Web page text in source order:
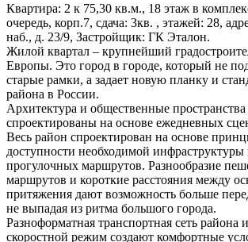
Квартира: 2 к 75,30 кв.м., 18 этаж в
очередь, корп.7, сдача: 3кв. , этажей: 28,
наб., д. 23/9, Застройщик: ГК Эталон.
Жилой квартал – крупнейший
Европы. Это город в городе, который не
старые рамки, а задает новую планку и
района в России.
Архитектура и общественные пространства
спроектированы на основе ежедневных
Весь район спроектирован на основе
доступности необходимой
прогулочных маршрутов. Разнообразие
маршрутов и короткие расстояния между
притяжения дают возможность больше
не выпадая из ритма большого города.
Разноформатная транспортная сеть района
скоростной режим создают комфортные